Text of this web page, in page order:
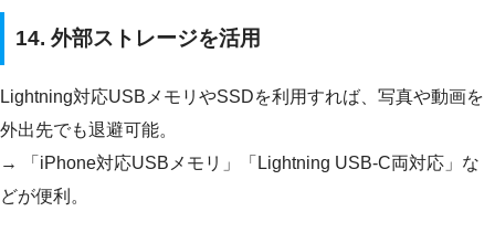
14. 外部ストレージを活用
Lightning対応USBメモリやSSDを利用すれば、写真や動画を
外出先でも退避可能。
→ 「iPhone対応USBメモリ」「Lightning USB-C両対応」な
どが便利。